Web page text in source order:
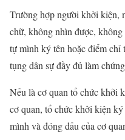
Trường hợp người khởi kiện,
chữ, không nhìn được,
tự mình ký tên hoặc điểm
tụng dân sự đầy đủ làm
Nếu là cơ quan tổ chức khởi
cơ quan, tổ chức khởi kiện
mình và đóng dấu của cơ